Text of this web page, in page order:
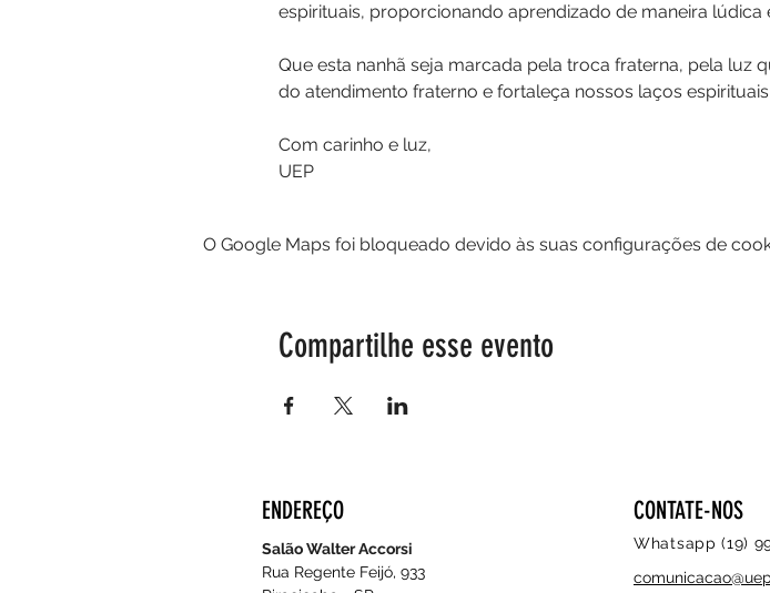
espirituais, proporcionando aprendizado de maneira lúdica
Que esta nanhã seja marcada pela troca fraterna, pela luz
do atendimento fraterno e fortaleça nossos laços
Com carinho e luz,
UEP
O Google Maps foi bloqueado devido às suas configurações de
Compartilhe esse evento
ENDEREÇO
Salão Walter Accorsi
Rua Regente Feijó, 933
CONTATE-NOS
Whatsapp (19)